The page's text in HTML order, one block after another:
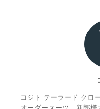
コジト テーラード クロ